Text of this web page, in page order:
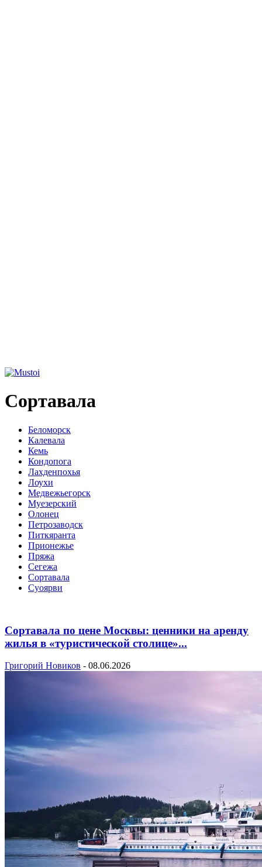
Сортавала
Беломорск
Калевала
Кемь
Кондопога
Лахденпохья
Лоухи
Медвежьегорск
Муезерский
Олонец
Петрозаводск
Питкяранта
Прионежье
Пряжа
Сегежа
Сортавала
Суоярви
Сортавала по цене Москвы: ценники на аренду
жилья в «туристической столице»...
Григорий Новиков - 08.06.2026